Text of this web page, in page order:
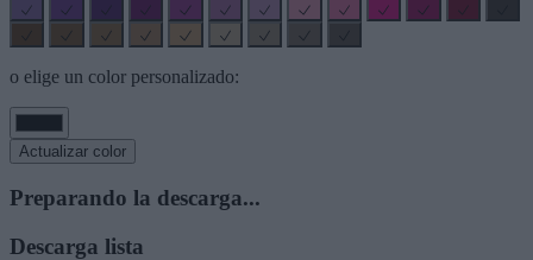
o elige un color personalizado:
Actualizar color
Preparando la descarga...
Descarga lista